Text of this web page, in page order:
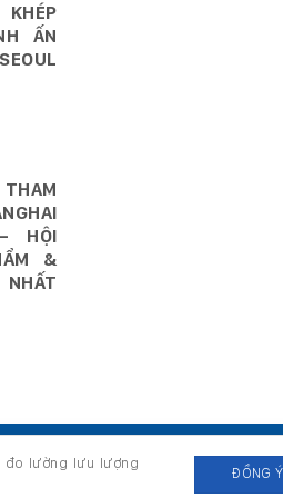
KHÉP
ẤN
HỘI
&
đo lường lưu lượng
ĐỒNG